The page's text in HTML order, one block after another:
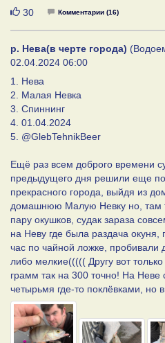
Нравится
30 Комментарии (16)
р. Нева(в черте города)
02.04.2024 06:00
1. Нева
2. Малая Невка
3. Спиннинг
4. 01.04.2024
5. @GlebTehnikBeer
Ещё раз всем доброго времени
предыдущего дня решили еще
прекрасного города, выйдя из
домашнюю Малую Невку но, там
пару окушков, судак зараза
на Неву где была раздача
час по чайной ложке, пробивали
либо мелкие((((( Другу вот
грамм так на 300 точно! На Неве
четырьмя где-то поклёвками, но